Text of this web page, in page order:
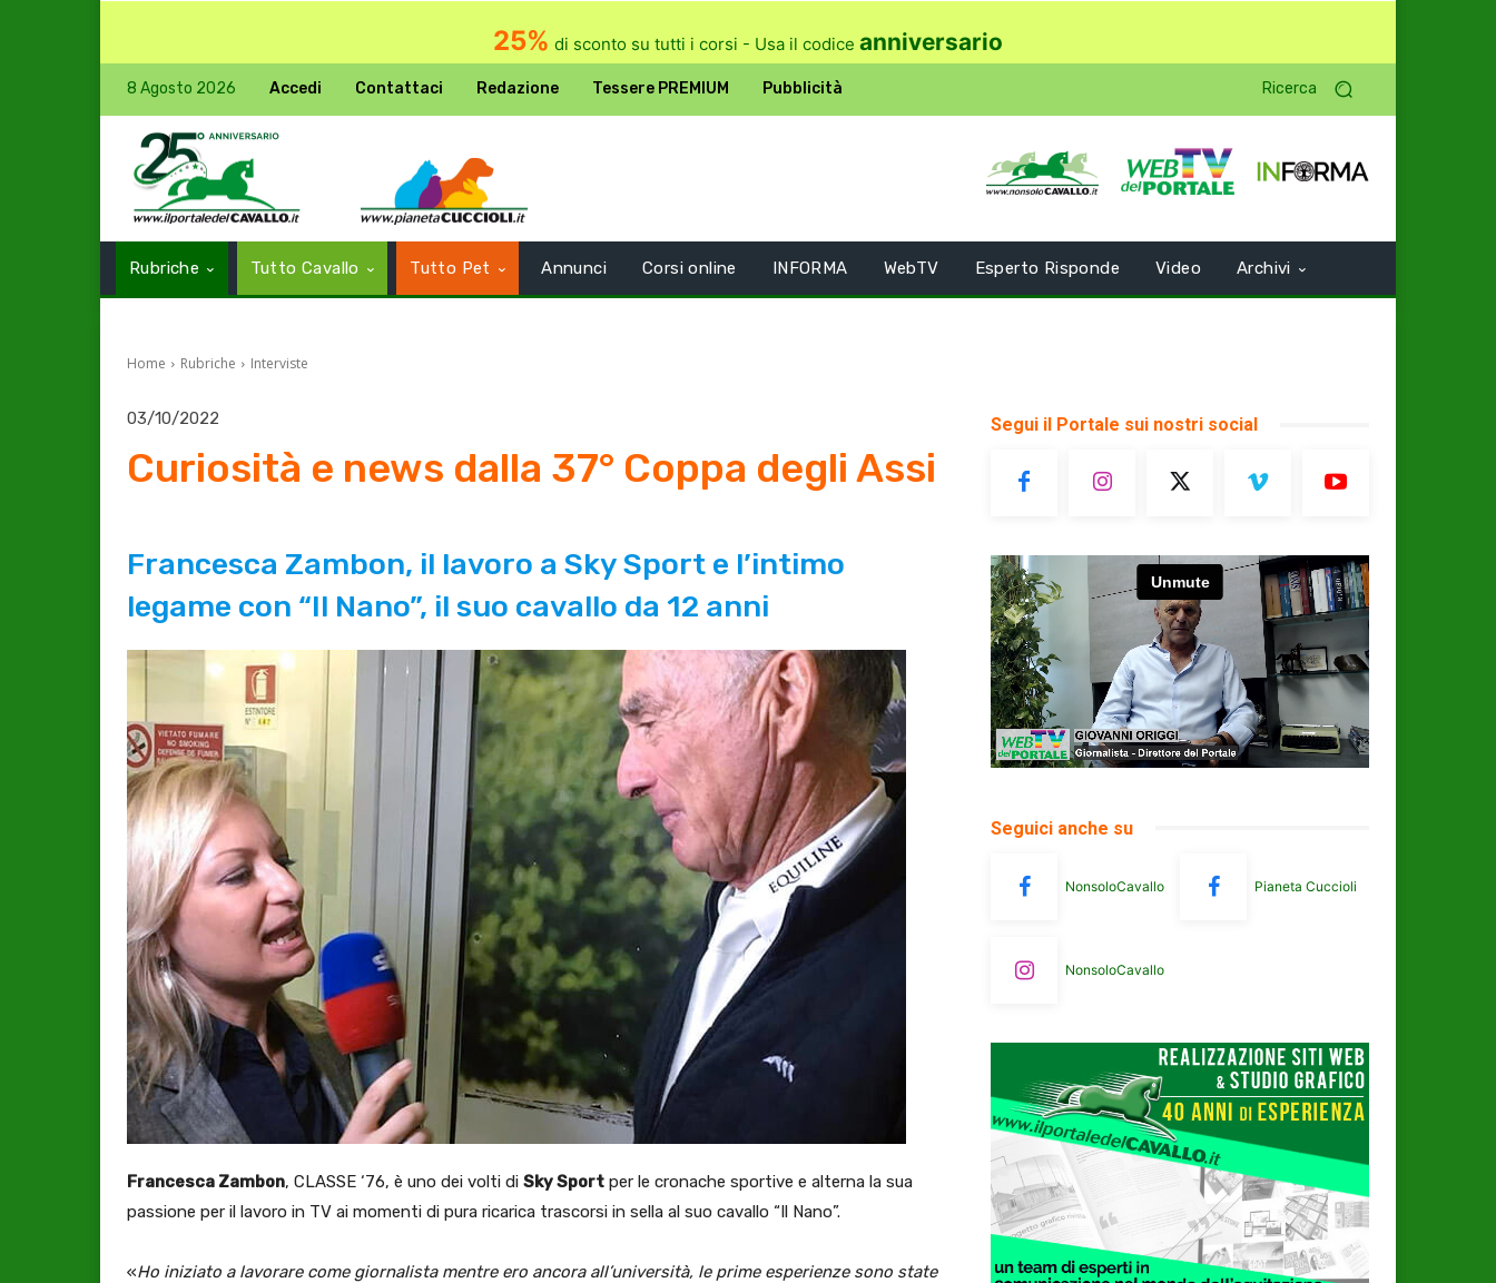
25% di sconto su tutti i corsi - Usa il codice anniversario
8 Agosto 2026 Accedi Contattaci Redazione Tessere PREMIUM Pubblicità Ricerca
Rubriche Tutto Cavallo Tutto Pet Annunci Corsi online INFORMA WebTV Esperto Risponde Video Archivi
Home Rubriche Interviste
03/10/2022
Curiosità e news dalla 37° Coppa degli Assi
Francesca Zambon, il lavoro a Sky Sport e l’intimo
legame con “Il Nano”, il suo cavallo da 12 anni
Francesca Zambon, CLASSE ‘76, è uno dei volti di Sky Sport per le cronache sportive e alterna la sua
passione per il lavoro in TV ai momenti di pura ricarica trascorsi in sella al suo cavallo “Il Nano”.
«Ho iniziato a lavorare come giornalista mentre ero ancora all’università, le prime esperienze sono state
Segui il Portale sui nostri social
Seguici anche su
NonsoloCavallo Pianeta Cuccioli
NonsoloCavallo